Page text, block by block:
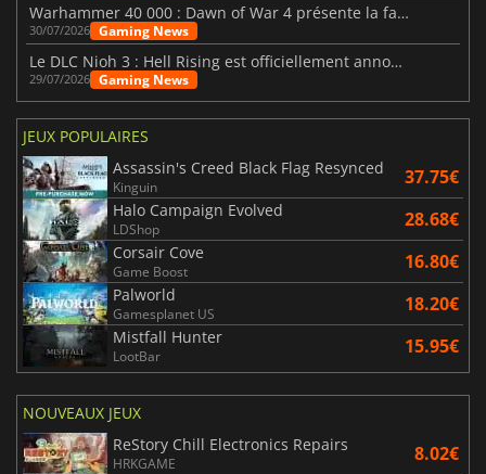
Warhammer 40 000 : Dawn of War 4 présente la faction des Nécrons
30/07/2026 Gaming News
Le DLC Nioh 3 : Hell Rising est officiellement annoncé
29/07/2026 Gaming News
JEUX POPULAIRES
Assassin's Creed Black Flag Resynced
Kinguin 37.75€
Halo Campaign Evolved
LDShop 28.68€
Corsair Cove
Game Boost 16.80€
Palworld
Gamesplanet US 18.20€
Mistfall Hunter
LootBar 15.95€
NOUVEAUX JEUX
ReStory Chill Electronics Repairs
HRKGAME 8.02€